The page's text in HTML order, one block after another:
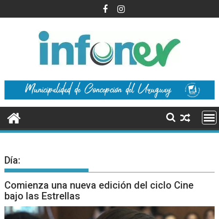
al
Día:
Comienza una nueva edición del ciclo Cine
bajo las Estrellas